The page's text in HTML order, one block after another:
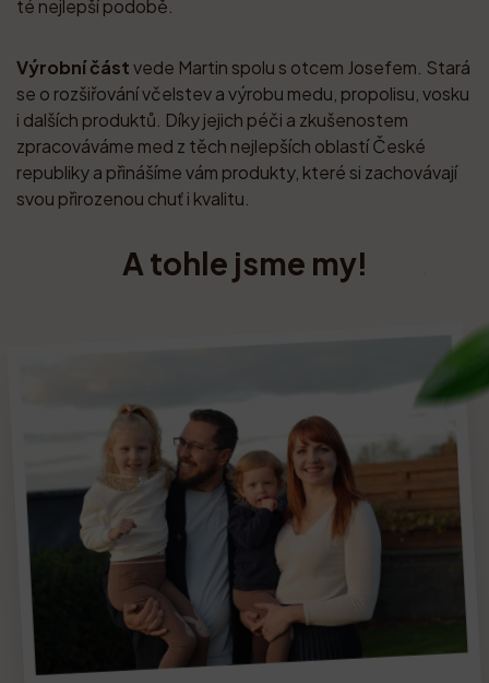
A tohle jsme my!
té nejlepší podobě.
Výrobní částvede Martin spolu s otcem Josefem. Stará
se o rozšiřování včelstev a výrobu medu, propolisu, vosku
i dalších produktů. Díky jejich péči a zkušenostem
zpracováváme med z těch nejlepších oblastí České
republiky a přinášíme vám produkty, které si zachovávají
svou přirozenou chuť i kvalitu.